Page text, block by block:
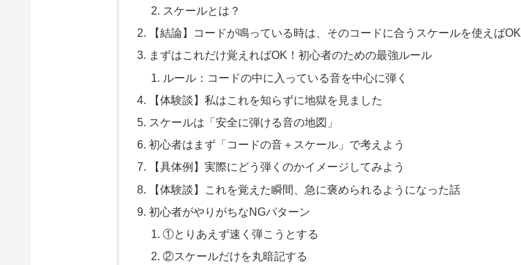
スケールとは？
【結論】コードが鳴っている時は、そのコードに合うスケールを使えばOK
まずはこれだけ覚えればOK！初心者のための最強ルール
ルール：コードの中に入っている音を中心に弾く
【体験談】私はこれを知らずに地獄を見ました
スケールは「安全に弾ける音の地図」
初心者はまず「コードの音＋スケール」で考えよう
【具体例】実際にどう弾くのかイメージしてみよう
【体験談】これを覚えた瞬間、急に褒められるようになった話
初心者がやりがちなNGパターン
①とりあえず速く弾こうとする
②スケールだけを丸暗記する